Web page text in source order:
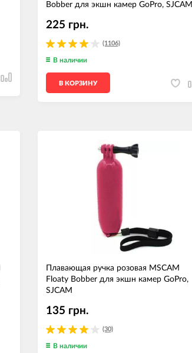
Bobber для экшн камер GoPro, SJCAM
(1106)
225 грн.
В наличии
В КОРЗИНУ
Плавающая ручка розовая MSCAM
Floaty Bobber для экшн камер GoPro,
SJCAM
(30)
135 грн.
В наличии